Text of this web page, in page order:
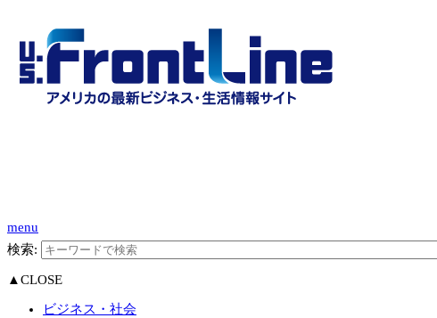
menu
検索:
▲CLOSE
ビジネス・社会